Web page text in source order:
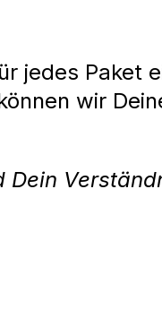
jedes Paket
wir
Dein